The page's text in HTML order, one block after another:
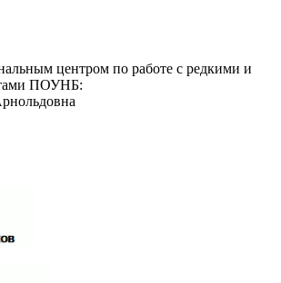
центром по работе с редкими и
ПОУНБ: